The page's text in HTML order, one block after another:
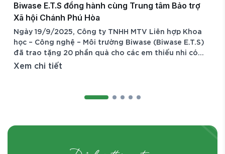
Biwase E.T.S đồng hành cùng Trung tâm Bảo trợ
Xã hội Chánh Phú Hòa
Ngày 19/9/2025, Công ty TNHH MTV Liên hợp Khoa
học – Công nghệ – Môi trường Biwase (Biwase E.T.S)
đã trao tặng 20 phần quà cho các em thiếu nhi có
hoàn cảnh đặc biệt khó khăn đang được chăm sóc,
trình thiện nguyện thường niên của Công ty, thể
Xem chi tiết